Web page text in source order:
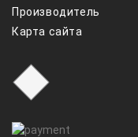
Производитель
Карта сайта